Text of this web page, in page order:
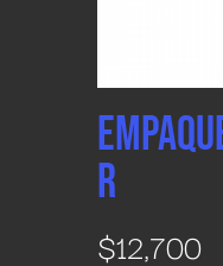
R
$12,700